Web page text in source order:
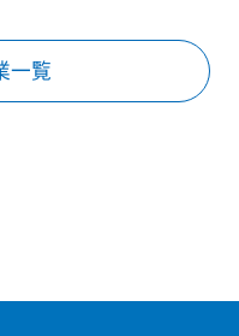
一覧